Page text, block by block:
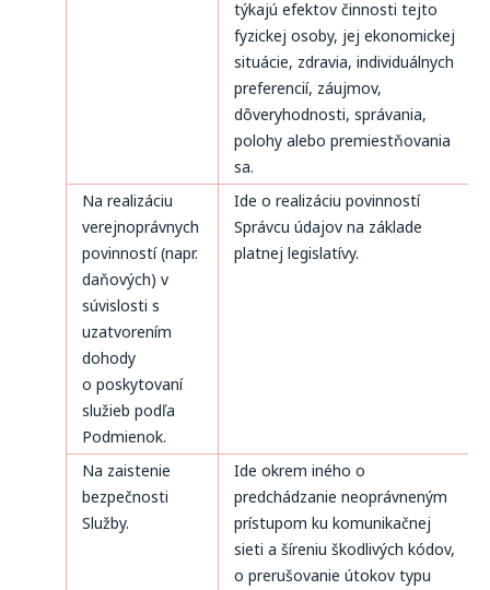
týkajú efektov činnosti tejto
fyzickej osoby, jej ekonomickej
situácie, zdravia, individuálnych
preferencií, záujmov,
dôveryhodnosti, správania,
polohy alebo premiestňovania
sa.
Na realizáciu
verejnoprávnych
povinností (napr.
daňových) v
súvislosti s
uzatvorením
dohody
o poskytovaní
služieb podľa
Podmienok.
Ide o realizáciu povinností
Správcu údajov na základe
platnej legislatívy.
Na zaistenie
bezpečnosti
Služby.
Ide okrem iného o
predchádzanie neoprávneným
prístupom ku komunikačnej
sieti a šíreniu škodlivých kódov,
o prerušovanie útokov typu